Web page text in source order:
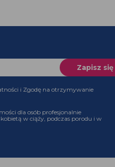
i Zgodę na otrzymywanie
dla osób profesjonalnie
w ciąży, podczas porodu i w